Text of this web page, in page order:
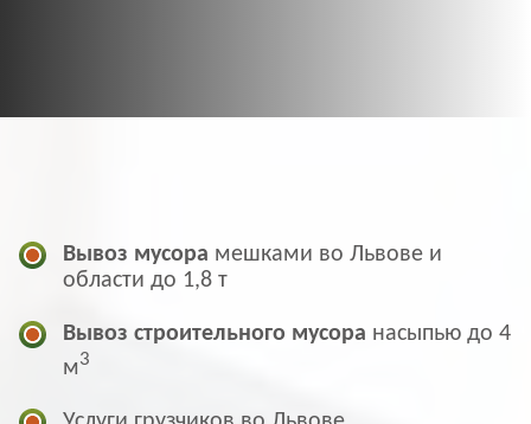
Вывоз мусора мешками во Львове и
области до 1,8 т
Вывоз строительного мусора насыпью до 4
м3